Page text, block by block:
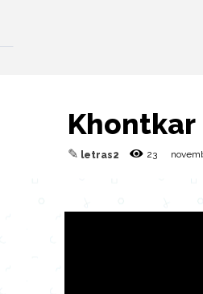
Khontkar
✎ letras2 23